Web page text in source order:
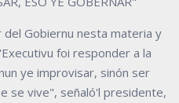
Gobiernu nesta materia y
foi responder a la
ye improvisar, sinón ser
se vive", señaló'l presidente,